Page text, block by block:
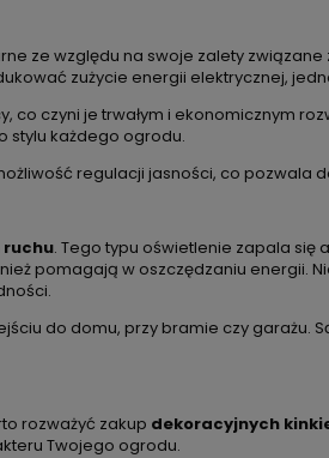
ze względu na swoje zalety
zużycie energii elektrycznej,
co czyni je trwałym i ekonomicznym
stylu każdego ogrodu.
regulacji jasności, co pozwala
ruchu. Tego typu oświetlenie zapala się
pomagają w oszczędzaniu energii.
do domu, przy bramie czy garażu.
rozważyć zakup dekoracyjnych
Twojego ogrodu.